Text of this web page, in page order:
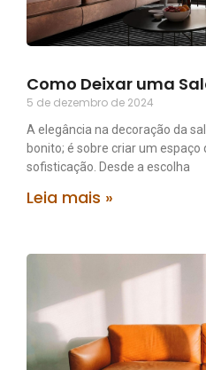
Como Deixar uma
5 de dezembro de 2024
A elegância na decoração da
bonito; é sobre criar um
sofisticação. Desde a escolha
Leia mais »